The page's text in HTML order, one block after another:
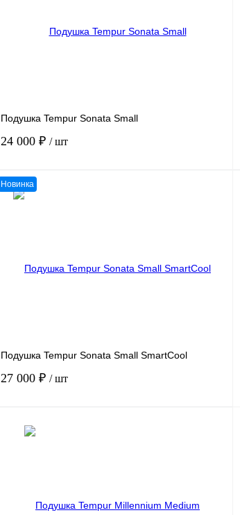
Подушка Tempur Sonata Small
24 000 ₽ / шт
наличии
Новинка
Подушка Tempur Sonata Small SmartCool
27 000 ₽ / шт
наличии